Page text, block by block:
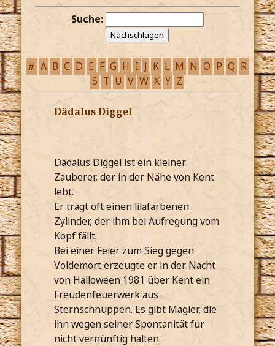
Suche:
# A B C D E F G H I J K L M N O P Q R
S T U V W X Y Z
Dädalus Diggel
Dädalus Diggel ist ein kleiner
Zauberer, der in der Nähe von Kent
lebt.
Er trägt oft einen lilafarbenen
Zylinder, der ihm bei Aufregung vom
Kopf fällt.
Bei einer Feier zum Sieg gegen
Voldemort erzeugte er in der Nacht
von Halloween 1981 über Kent ein
Freudenfeuerwerk aus
Sternschnuppen. Es gibt Magier, die
ihn wegen seiner Spontanität für
nicht vernünftig halten.